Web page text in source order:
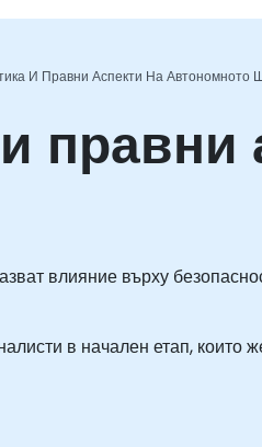
И Правни Аспекти На Автономното
правни
влияние върху
в начален етап, които